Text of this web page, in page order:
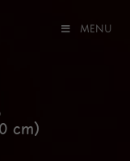
MENU
cm)